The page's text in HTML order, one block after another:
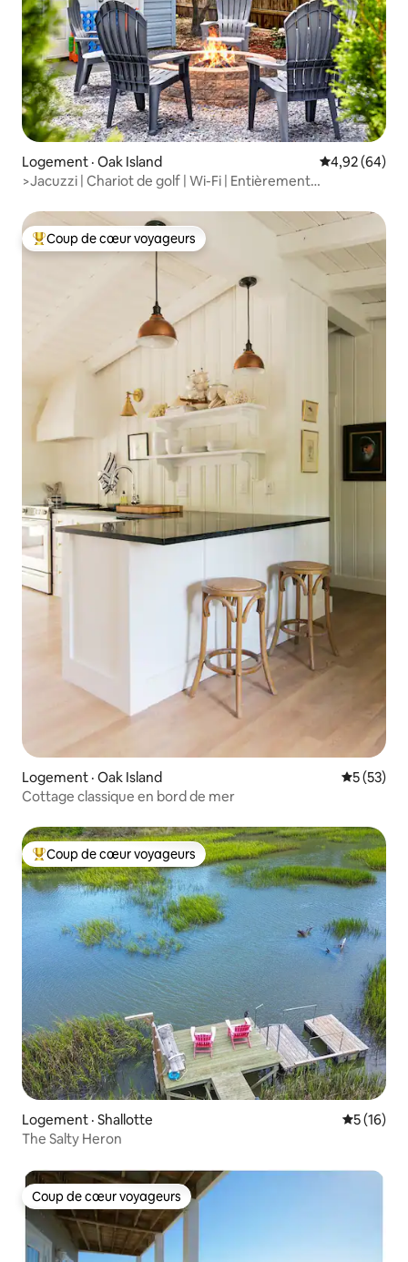
Logement · Oak Island Note
4,92 (64)
>Jacuzzi | Chariot de golf | Wi-Fi | Entièrement
Coup de cœur voyageurs parmi les plus aimés
Coup de cœur voyageurs
Logement · Oak Island Note
5 (53)
Cottage classique en bord de mer
Coup de cœur voyageurs parmi les plus aimés
Coup de cœur voyageurs
Logement · Shallotte Note
5 (16)
The Salty Heron
Coup de cœur voyageurs
Coup de cœur voyageurs